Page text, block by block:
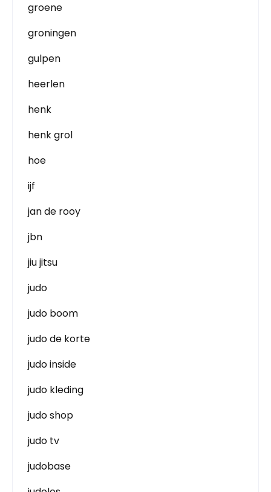
groene
groningen
gulpen
heerlen
henk
henk grol
hoe
ijf
jan de rooy
jbn
jiu jitsu
judo
judo boom
judo de korte
judo inside
judo kleding
judo shop
judo tv
judobase